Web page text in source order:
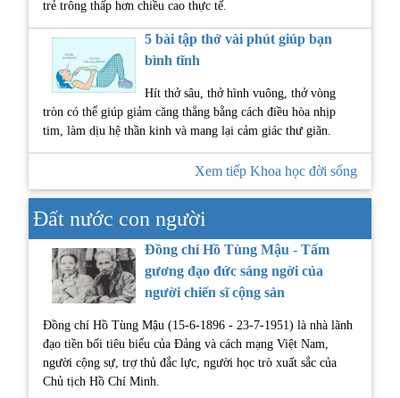
trẻ trông thấp hơn chiều cao thực tế.
5 bài tập thở vài phút giúp bạn
bình tĩnh
Hít thở sâu, thở hình vuông, thở vòng
tròn có thể giúp giảm căng thẳng bằng cách điều hòa nhịp
tim, làm dịu hệ thần kinh và mang lại cảm giác thư giãn.
Xem tiếp Khoa học đời sống
Đất nước con người
Đồng chí Hồ Tùng Mậu - Tấm
gương đạo đức sáng ngời của
người chiến sĩ cộng sản
Đồng chí Hồ Tùng Mậu (15-6-1896 - 23-7-1951) là nhà lãnh
đạo tiền bối tiêu biểu của Đảng và cách mạng Việt Nam,
người cộng sự, trợ thủ đắc lực, người học trò xuất sắc của
Chủ tịch Hồ Chí Minh.